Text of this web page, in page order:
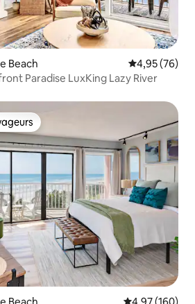
Beach Évaluation
4,95 (76)
Paradise LuxKing Lazy River
les plus appréciés
Beach Évaluation
4,97 (160)